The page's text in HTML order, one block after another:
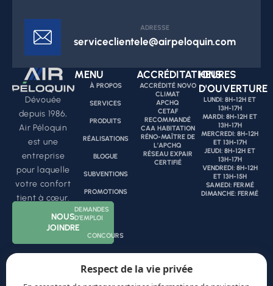
ADRESSE
serviceclientele@airpeloquin.com
Dévouée
depuis 1986,
Air Péloquin
est une
entreprise
pour laquelle
votre confort
tient à cœur.
NOUS
JOINDRE
MENU
À PROPOS
SERVICES
PRODUITS
RÉALISATIONS
BLOGUE
SUBVENTIONS
PROMOTIONS
DEMANDES
D’EMPLOI
CONCOURS
ACCRÉDITATIONS
ACCRÉDITÉ NOVO
CLIMAT
APCHQ
CETAF
RECOMMANDÉ
CAA HABITATION
RÉNO-MAÎTRE DE
L’APCHQ
RÉSEAU EXPAIR
CERTIFIÉ
HEURES
D'OUVERTURE
LUNDI: 8H-12H ET
13H-17H
MARDI: 8H-12H ET
13H-17H
MERCREDI: 8H-12H
ET 13H-17H
JEUDI: 8H-12H ET
13H-17H
VENDREDI: 8H-12H
ET 13H-15H
SAMEDI: FERMÉ
DIMANCHE: FERMÉ
ENTREPRENUR CERTIFIÉ
Respect de la vie privée